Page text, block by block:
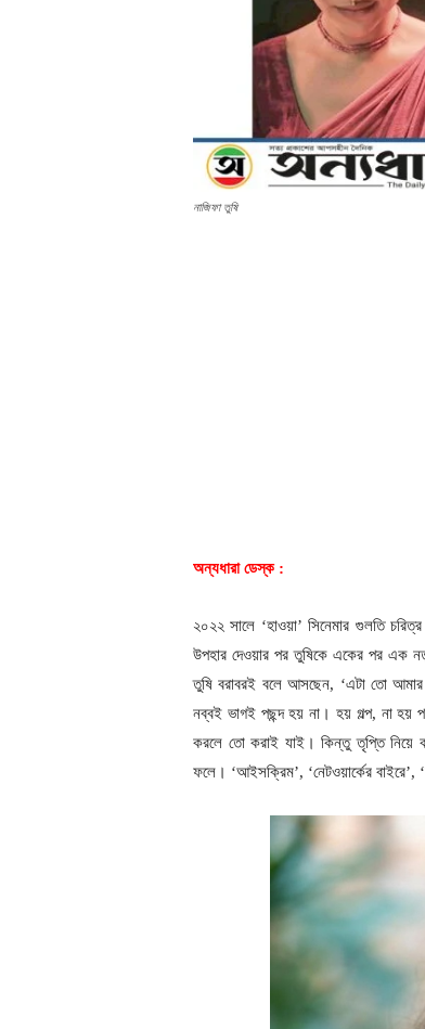
নাজিফা তুষি
অন্যধারা ডেস্ক :
২০২২ সালে ‘হাওয়া’ সিনেমার গুলতি
উপহার দেওয়ার পর তুষিকে একের পর এক
তুষি বরাবরই বলে আসছেন, ‘এটা তো
নব্বই ভাগই পছন্দ হয় না। হয় গল্প, না হয়
করলে তো করাই যাই। কিন্তু তৃপ্তি নিয়ে
ফলে। ‘আইসক্রিম’, ‘নেটওয়ার্কের বাইরে’,